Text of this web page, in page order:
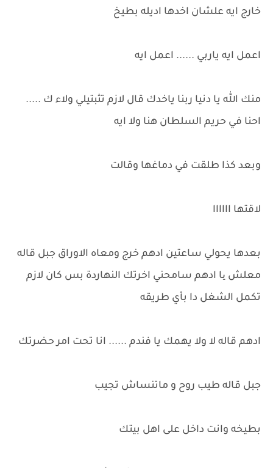
خارج ايه علشان اخدها اديله بطيخ
اعمل ايه ياربي ...... اعمل ايه
منك الله يا دنيا ربنا ياخدك قال لازم تثبتيلي ولاء ك .....
احنا في حريم السلطان هنا ولا ايه
وبعد كذا طلقت في دماغها وقالت
لاقتها اااااا
بعدها يحولي ساعتين ادهم خرج ومعاه الاوراق جبل قاله
معلش یا ادهم سامحني اخرتك النهاردة بس كان لازم
تكمل الشغل دا بأي طريقه
ادهم قاله لا ولا يهمك يا فندم ...... انا تحت امر حضرتك
جبل قاله طيب روح و ماتنساش تجيب
بطيخه وانت داخل على اهل بيتك